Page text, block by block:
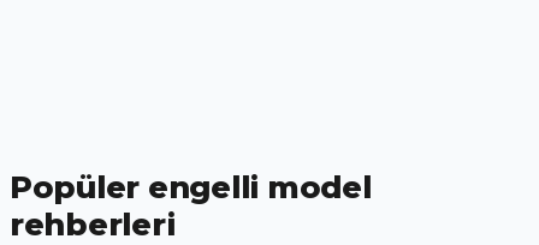
Popüler engelli model
rehberleri